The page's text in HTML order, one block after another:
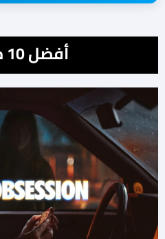
أفضل 10 مقالات